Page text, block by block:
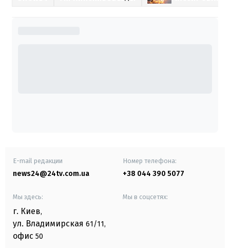
E-mail редакции
news24@24tv.com.ua
Номер телефона:
+38 044 390 5077
Мы здесь:
г. Киев,
ул. Владимирская 61/11,
офис 50
Мы в соцсетях: